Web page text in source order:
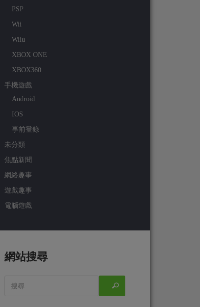
PSP
Wii
Wiiu
XBOX ONE
XBOX360
手機遊戲
Android
IOS
事前登錄
未分類
焦點新聞
網絡趣事
遊戲趣事
電腦遊戲
網站搜尋